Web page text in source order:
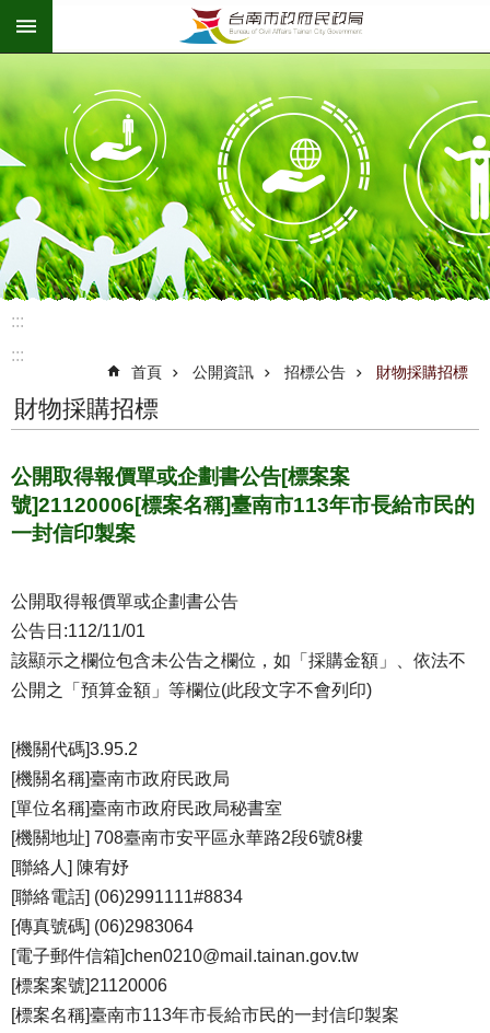
跳到主要內容區塊
:::
:::
首頁 公開資訊 招標公告 財物採購招標
財物採購招標
公開取得報價單或企劃書公告[標案案
號]21120006[標案名稱]臺南市113年市長給市民的
一封信印製案
公開取得報價單或企劃書公告
公告日:112/11/01
該顯示之欄位包含未公告之欄位，如「採購金額」、依法不
公開之「預算金額」等欄位(此段文字不會列印)
[機關代碼]3.95.2
[機關名稱]臺南市政府民政局
[單位名稱]臺南市政府民政局秘書室
[機關地址] 708臺南市安平區永華路2段6號8樓
[聯絡人] 陳宥妤
[聯絡電話] (06)2991111#8834
[傳真號碼] (06)2983064
[電子郵件信箱]chen0210@mail.tainan.gov.tw
[標案案號]21120006
[標案名稱]臺南市113年市長給市民的一封信印製案